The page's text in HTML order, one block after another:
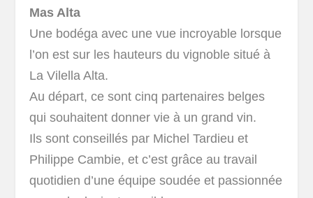
Mas Alta
Une bodéga avec une vue incroyable lorsque
l’on est sur les hauteurs du vignoble situé à
La Vilella Alta.
Au départ, ce sont cinq partenaires belges
qui souhaitent donner vie à un grand vin.
Ils sont conseillés par Michel Tardieu et
Philippe Cambie, et c’est grâce au travail
quotidien d’une équipe soudée et passionnée